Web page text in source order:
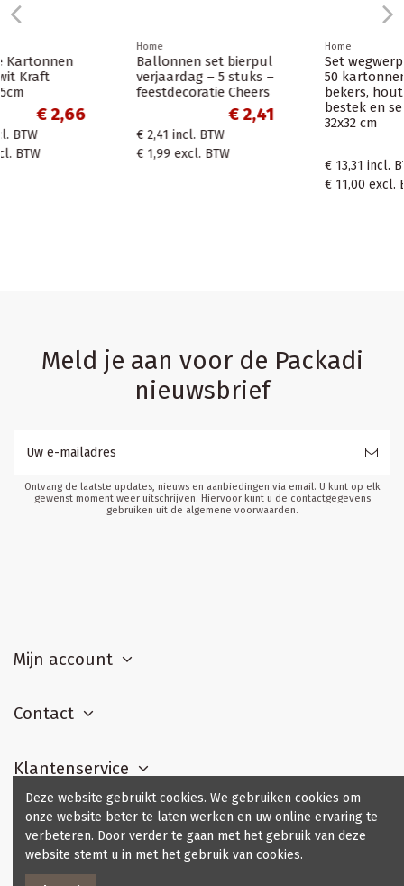
Ballonnen set bierpul
verjaardag – 5 stuks –
feestdecoratie Cheers
€ 1,99
Set wegwerpservies -
50 kartonnen borden,
bekers, houten
bestek en servetten
32x32 cm
excl. BTW
Meld je aan voor de Packadi
nieuwsbrief
Ontvang de laatste updates, nieuws en aanbiedingen via email. U kunt op elk
gewenst moment weer uitschrijven. Hiervoor kunt u de contactgegevens
gebruiken uit de algemene voorwaarden.
Mijn account
Contact
Klantenservice
Contact us
Deze website gebruikt cookies. We gebruiken cookies om
onze website beter te laten werken en uw online ervaring te
verbeteren. Door verder te gaan met het gebruik van deze
website stemt u in met het gebruik van cookies.